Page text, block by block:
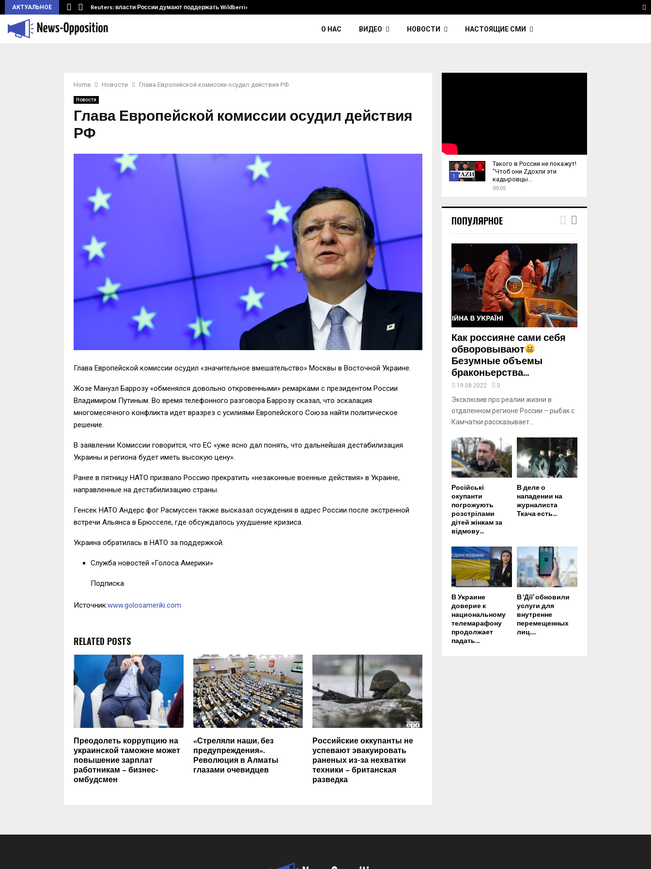
АКТУАЛЬНОЕ Reuters: власти России думают поддержать Wildberries и его… Reuters: Китай продал
О НАС ВИДЕО НОВОСТИ НАСТОЯЩИЕ СМИ
Home Новости Глава Европейской комиссии осудил действия РФ
Новости
Глава Европейской комиссии осудил действия
РФ
Глава Европейской комиссии осудил «значительное вмешательство» Москвы в Восточной Украине.
Жозе Мануэл Баррозу «обменялся довольно откровенными» ремарками с президентом России
Владимиром Путиным. Во время телефонного разговора Баррозу сказал, что эскалация
многомесячного конфликта идет вразрез с усилиями Европейского Союза найти политическое
решение.
В заявлении Комиссии говорится, что ЕС «уже ясно дал понять, что дальнейшая дестабилизация
Украины и региона будет иметь высокую цену».
Ранее в пятницу НАТО призвало Россию прекратить «незаконные военные действия» в Украине,
направленные на дестабилизацию страны.
Генсек НАТО Андерс фог Расмуссен также высказал осуждения в адрес России после экстренной
встречи Альянса в Брюсселе, где обсуждалось ухудшение кризиса.
Украина обратилась в НАТО за поддержкой.
Служба новостей «Голоса Америки»
Подписка
Источник:www.golosameriki.com
RELATED POSTS
Преодолеть коррупцию на
украинской таможне может
повышение зарплат
работникам – бизнес-
омбудсмен
«Стреляли наши, без
предупреждения».
Революция в Алматы
глазами очевидцев
Российские оккупанты не
успевают эвакуировать
раненых из-за нехватки
техники – британская
разведка
1
u
m
u
b
e
Такого в России не покажут!
"Чтоб они Zдохли эти
кадыровцы...
09:05
ПОПУЛЯРНОЕ
Как россияне сами себя
обворовывают
Безумные объемы
браконьерства...
19.08.2022 0
Эксклюзив про реалии жизни в
отдаленном регионе России – рыбак с
Камчатки рассказывает...
Російські
окупанти
погрожують
розстрілами
дітей жінкам за
відмову...
В деле о
нападении на
журналиста
Ткача есть...
В Украине
доверие к
национальному
телемарафону
продолжает
падать...
В ‘Дії’ обновили
услуги для
внутренне
перемещенных
лиц....